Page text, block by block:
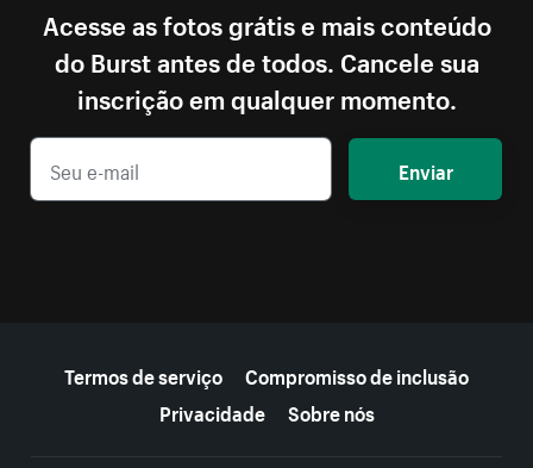
Acesse as fotos grátis e mais conteúdo
do Burst antes de todos. Cancele sua
inscrição em qualquer momento.
Enviar
Termos de serviço
Compromisso de inclusão
Privacidade
Sobre nós